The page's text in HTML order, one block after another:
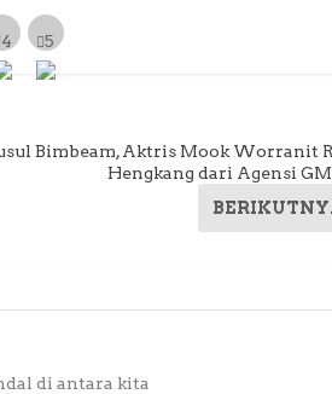
Bimbeam, Aktris Mook Worranit
Hengkang dari Agensi
di antara kita